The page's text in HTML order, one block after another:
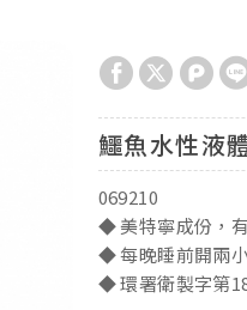
鱷魚水性液
069210
◆ 美特寧成份，
◆ 每晚睡前開兩
◆ 環署衛製字第